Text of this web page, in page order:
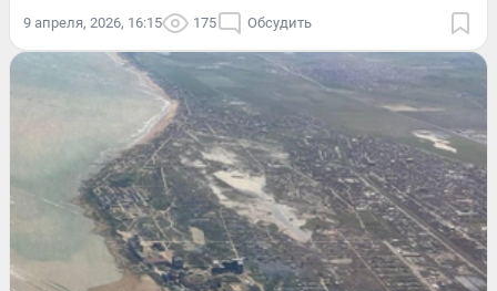
9 апреля, 2026, 16:15 175 Обсудить